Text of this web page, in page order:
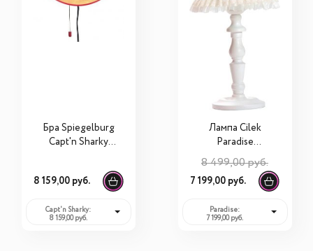
Бра Spiegelburg
Capt'n Sharky
8 159,00 руб.
Capt'n Sharky:
8 159,00 руб.
Лампа Cilek
Paradise
21.10.6333.00
8 499,00 руб.
7 199,00 руб.
Paradise:
7 199,00 руб.